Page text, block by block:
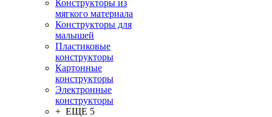
Конструкторы из
мягкого материала
Конструкторы для
малышей
Пластиковые
конструкторы
Картонные
конструкторы
Электронные
конструкторы
+ ЕЩЕ 5